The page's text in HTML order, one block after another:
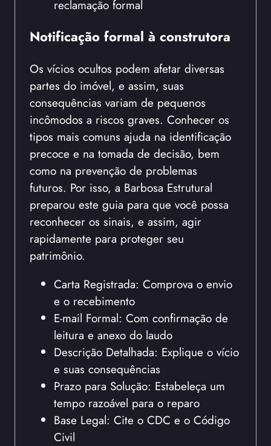
reclamação formal
Notificação formal à construtora
Os vícios ocultos podem afetar diversas
partes do imóvel, e assim, suas
consequências variam de pequenos
incômodos a riscos graves. Conhecer os
tipos mais comuns ajuda na identificação
precoce e na tomada de decisão, bem
como na prevenção de problemas
futuros. Por isso, a Barbosa Estrutural
preparou este guia para que você possa
reconhecer os sinais, e assim, agir
rapidamente para proteger seu
patrimônio.
Carta Registrada: Comprova o envio
e o recebimento
E-mail Formal: Com confirmação de
leitura e anexo do laudo
Descrição Detalhada: Explique o vício
e suas consequências
Prazo para Solução: Estabeleça um
tempo razoável para o reparo
Base Legal: Cite o CDC e o Código
Civil